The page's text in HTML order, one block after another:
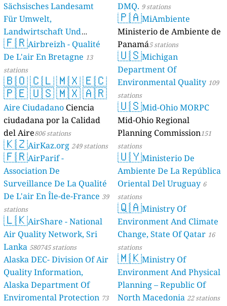
Sächsisches Landesamt
Für Umwelt,
Landwirtschaft Und
Geologie) 50 stations
🇫🇷Airbreizh - Qualité
De L'air En Bretagne 13
stations
🇧🇴🇨🇱🇲🇽🇪🇨
🇵🇪🇺🇸🇲🇽🇦🇷
Aire Ciudadano Ciencia
ciudadana por la Calidad
del Aire806 stations
🇰🇿AirKaz.org 249 stations
🇫🇷AirParif -
Association De
Surveillance De La Qualité
De L'air En Île-de-France 39
stations
🇱🇰AirShare - National
Air Quality Network, Sri
Lanka 580745 stations
Alaska DEC- Division Of Air
Quality Information,
Alaska Department Of
Enviromental Protection 73
DMQ. 9 stations
🇵🇦MiAmbiente
Ministerio de Ambiente de
Panamá5 stations
🇺🇸Michigan
Department Of
Environmental Quality 109
stations
🇺🇸Mid-Ohio MORPC
Mid-Ohio Regional
Planning Commission151
stations
🇺🇾Ministerio De
Ambiente De La República
Oriental Del Uruguay 6
stations
🇶🇦Ministry Of
Environment And Climate
Change, State Of Qatar 16
stations
🇲🇰Ministry Of
Environment And Physical
Planning – Republic Of
North Macedonia 22 stations